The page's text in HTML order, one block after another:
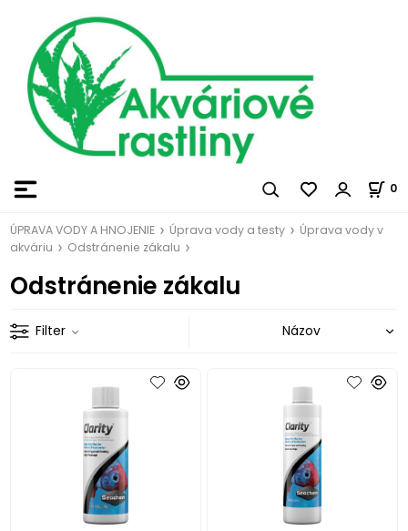
0
ÚPRAVA VODY A HNOJENIE Úprava vody a testy
Úprava vody v
akváriu
Odstránenie zákalu
Odstránenie zákalu
Filter